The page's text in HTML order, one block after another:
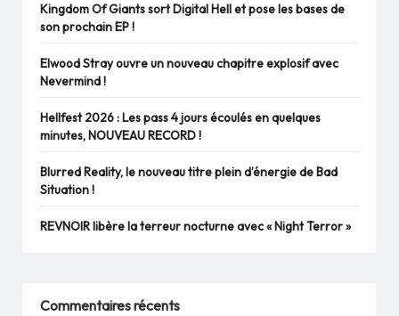
Kingdom Of Giants sort Digital Hell et pose les bases de
son prochain EP !
Elwood Stray ouvre un nouveau chapitre explosif avec
Nevermind !
Hellfest 2026 : Les pass 4 jours écoulés en quelques
minutes, NOUVEAU RECORD !
Blurred Reality, le nouveau titre plein d’énergie de Bad
Situation !
REVNOIR libère la terreur nocturne avec « Night Terror »
Commentaires récents